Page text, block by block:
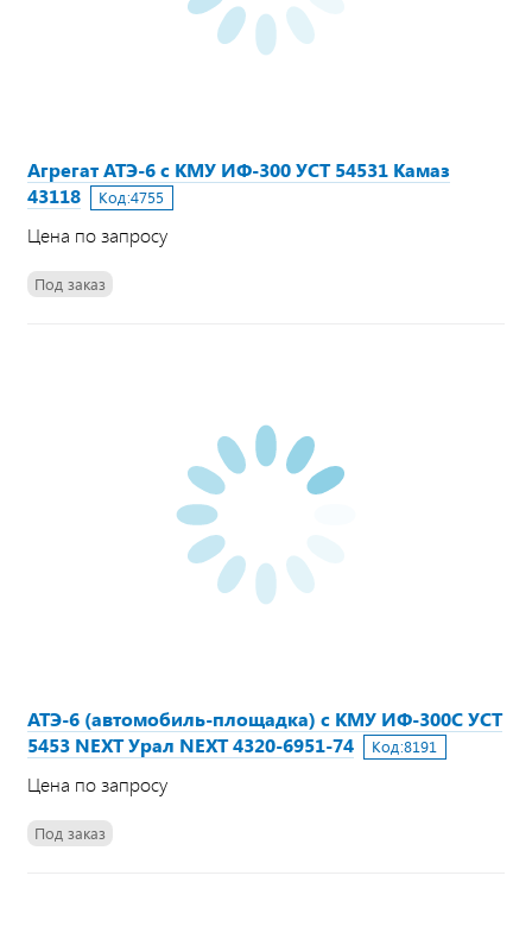
Агрегат АТЭ-6 с КМУ ИФ-300 УСТ 54531 Камаз
43118
Код:4755
Цена по запросу
Под заказ
АТЭ-6 (автомобиль-площадка) с КМУ ИФ-300С УСТ
5453 NEXT Урал NEXT 4320-6951-74
Код:8191
Цена по запросу
Под заказ